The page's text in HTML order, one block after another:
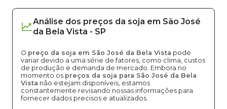
Análise dos preços da soja em São José
da Bela Vista - SP
O preço da soja em São José da Bela Vista pode
variar devido a uma série de fatores, como clima, custos
de produção e demanda de mercado. Embora no
momento os preços da soja para São José da Bela
Vista não estejam disponíveis, estamos
constantemente revisando nossas informações para
fornecer dados precisos e atualizados.